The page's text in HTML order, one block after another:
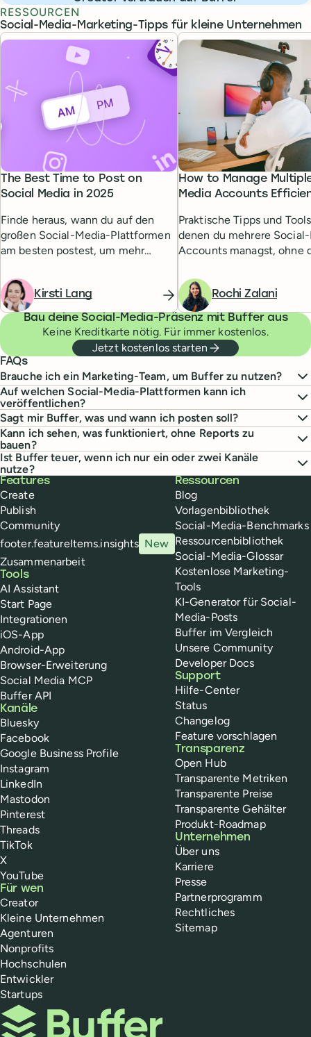
RESSOURCEN
Social-Media-Marketing-Tipps für kleine Unternehmen
The Best Time to Post on
Social Media in 2025
Finde heraus, wann du auf den
großen Social-Media-Plattformen
am besten postest, um mehr
Zielgruppe zu erreichen.
Kirsti Lang
How to Manage
Media Accounts
Praktische Tipps und
denen du mehrere
Accounts managst, ohne
Rochi Zalani
Bau deine Social-Media-Präsenz mit Buffer aus
Keine Kreditkarte nötig. Für immer kostenlos.
Jetzt kostenlos starten
FAQs
Brauche ich ein Marketing-Team, um Buffer zu nutzen?
Auf welchen Social-Media-Plattformen kann ich
veröffentlichen?
Sagt mir Buffer, was und wann ich posten soll?
Kann ich sehen, was funktioniert, ohne Reports zu
bauen?
Ist Buffer teuer, wenn ich nur ein oder zwei Kanäle
nutze?
Buffer
Features
Create
Publish
Community
footer.featureItems.insights New
Zusammenarbeit
Tools
AI Assistant
Start Page
Integrationen
iOS-App
Android-App
Browser-Erweiterung
Social Media MCP
Buffer API
Kanäle
Bluesky
Facebook
Google Business Profile
Instagram
LinkedIn
Mastodon
Pinterest
Threads
TikTok
X
YouTube
Für wen
Creator
Kleine Unternehmen
Agenturen
Nonprofits
Hochschulen
Entwickler
Startups
Ressourcen
Blog
Vorlagenbibliothek
Social-Media-Benchmarks
Ressourcenbibliothek
Social-Media-Glossar
Kostenlose Marketing-
Tools
KI-Generator für Social-
Media-Posts
Buffer im Vergleich
Unsere Community
Developer Docs
Support
Hilfe-Center
Status
Changelog
Feature vorschlagen
Transparenz
Open Hub
Transparente Metriken
Transparente Preise
Transparente Gehälter
Produkt-Roadmap
Unternehmen
Über uns
Karriere
Presse
Partnerprogramm
Rechtliches
Sitemap
Buffer